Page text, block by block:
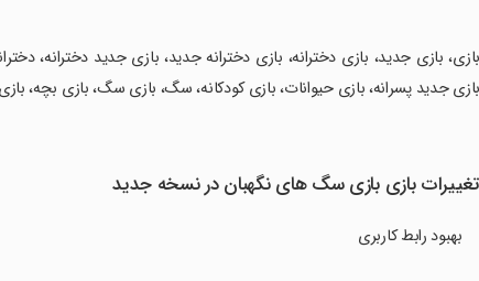
‏بازی، بازی جدید، بازی دخترانه، بازی دخترانه جدید، بازی جدید دخترانه،
بازی جدید پسرانه، بازی حیوانات، بازی کودکانه، سگ، بازی سگ، بازی بچه،
تغییرات بازی بازی سگ های نگهبان در نسخه جدید
بهبود رابط کاربری